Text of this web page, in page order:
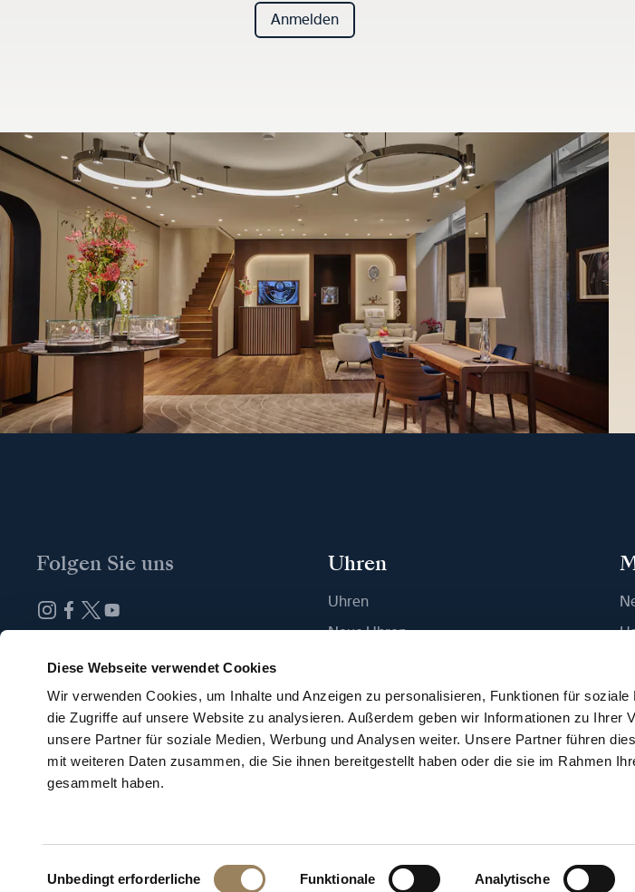
Diese Webseite verwendet Cookies
Wir verwenden Cookies, um Inhalte und Anzeigen zu personalisieren, Funktionen für soziale
die Zugriffe auf unsere Website zu analysieren. Außerdem geben wir Informationen zu Ihrer
unsere Partner für soziale Medien, Werbung und Analysen weiter. Unsere Partner führen
mit weiteren Daten zusammen, die Sie ihnen bereitgestellt haben oder die sie im Rahmen
gesammelt haben.
Unbedingt erforderliche Funktionale Analytische
Anmelden
Folgen Sie uns Uhren
Uhren
Neue Uhren
Deutsch NutzungsbedingungenDatenschutzerklärung
Hinweis zu Cookies
Cookie-Einstellungen